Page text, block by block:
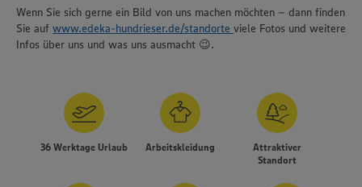
Wenn Sie sich gerne ein Bild von uns machen möchten – dann finden
Sie auf www.edeka-hundrieser.de/standorte viele Fotos und weitere
Infos über uns und was uns ausmacht 😉.
36 Werktage Urlaub Arbeitskleidung
Attraktiver
Standort